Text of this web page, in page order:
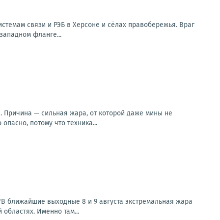
связи и РЭБ в Херсоне и сёлах правобережья. Враг
фланге...
Причина — сильная жара, от которой даже мины не
потому что техника...
ближайшие выходные 8 и 9 августа экстремальная жара
Именно там...